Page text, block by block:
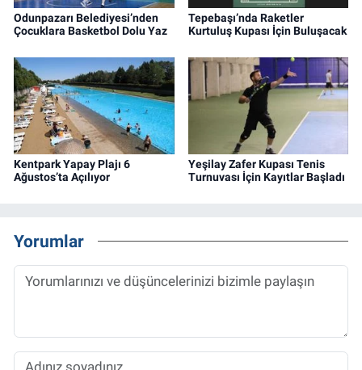
Odunpazarı Belediyesi’nden
Çocuklara Basketbol Dolu Yaz
Tepebaşı’nda Raketler
Kurtuluş Kupası İçin Buluşacak
Kentpark Yapay Plajı 6
Ağustos’ta Açılıyor
Yeşilay Zafer Kupası Tenis
Turnuvası İçin Kayıtlar Başladı
Yorumlar